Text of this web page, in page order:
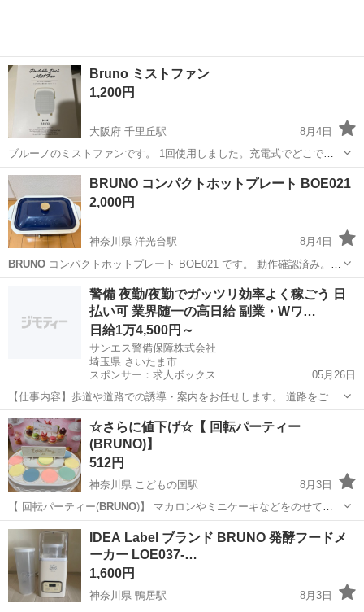
Bruno ミストファン
1,200円
大阪府 千里丘駅
8月4日
ブルーノのミストファンです。 1回使用しました。充電式でどこでで
も使えるので便利です。
大阪 吹田市 季節、空調家電 ミストファン
BRUNO コンパクトホットプレート BOE021
2,000円
神奈川県 洋光台駅
8月4日
BRUNOコンパクトホットプレート BOE021 です。 動作確認済み。
【状態】 ・主に白い鍋を使用していました。使用に伴いフチに青色の
着色移り(フタの色)がございます。 ・ホットプレートとたこ焼きプレ
横浜市 洋光台駅 キッチン家電
警備 夜勤/夜勤でガッツリ効率よく稼ごう 日
払い可 業界随一の高日給 副業・Wワ…
日給1万4,500円～
サンエス警備保障株式会社
埼玉県 さいたま市
スポンサー：求人ボックス
05月26日
【仕事内容】歩道や道路での誘導・案内をお任せします。 道路をご利
用される車両や歩行者の方が安全に安心して通行するために適切に誘
導してください。 勤務地へは直行直帰OKです! <未経験でも安心!!> 丁
寧な研修20hで基本的な知識を...
アルバイト・パート
☆さらに値下げ☆【 回転パーティー
(BRUNO)】
512円
神奈川県 こどもの国駅
8月3日
【 回転パーティー(BRUNO)】 マカロンやミニケーキなどをのせて回
して、くるくる楽しい回転パーティーができます。 お皿は一周分プラ
ス4枚あります。計14枚 詳細は写真でご確認ください。 【希望取引場
所】セブンイレブン...
神奈川 横浜市 こどもの国駅 おもちゃ
IDEA Label ブランド BRUNO 発酵フードメ
ーカー LOE037-…
1,600円
神奈川県 鴨居駅
8月3日